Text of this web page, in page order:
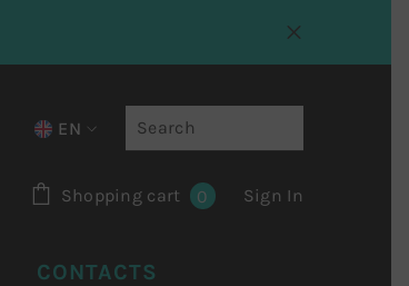
EN
ENShopping cart 0 0 itemsSign In
CONTACTS